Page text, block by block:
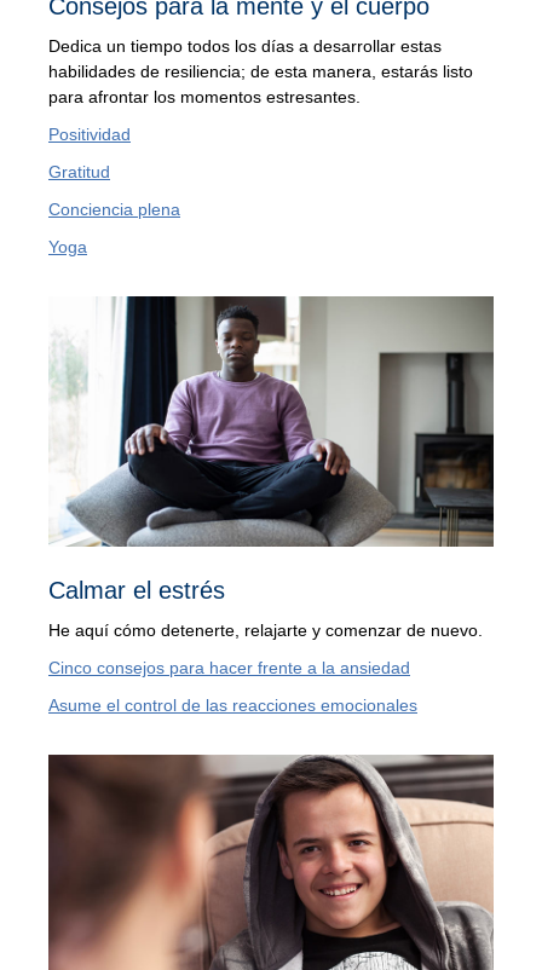
Consejos para la mente y el cuerpo
Dedica un tiempo todos los días a desarrollar estas
habilidades de resiliencia; de esta manera, estarás listo
para afrontar los momentos estresantes.
Positividad
Gratitud
Conciencia plena
Yoga
Calmar el estrés
He aquí cómo detenerte, relajarte y comenzar de nuevo.
Cinco consejos para hacer frente a la ansiedad
Asume el control de las reacciones emocionales